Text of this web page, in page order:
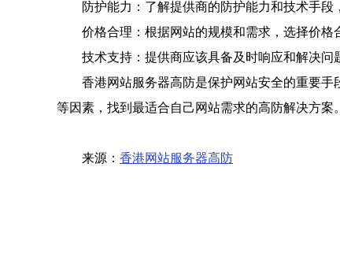
防护能力：了解提供商的防护能力和技术手段
价格合理：根据网站的规模和需求，选择价格
技术支持：提供商应该具备及时响应和解决问
香港网站服务器高防是保护网站安全的重要
等因素，找到最适合自己网站需求的高防解决方案。
来源： 香港网站服务器高防